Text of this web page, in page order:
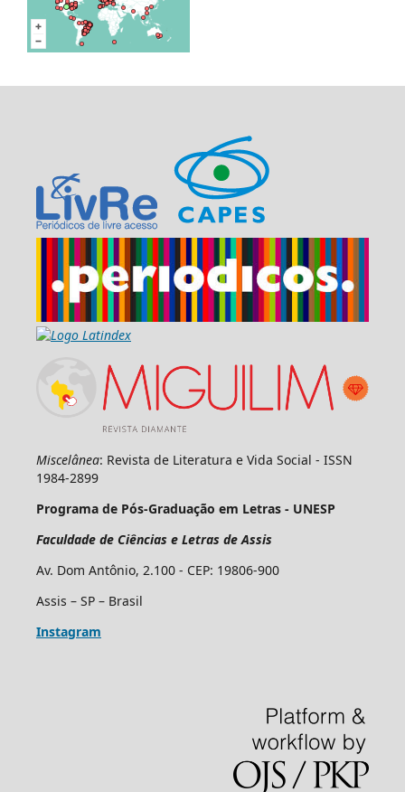
Miscelânea: Revista de Literatura e Vida Social - ISSN
1984-2899
Programa de Pós-Graduação em Letras - UNESP
Faculdade de Ciências e Letras de Assis
Av. Dom Antônio, 2.100 - CEP: 19806-900
Assis – SP – Brasil
Instagram